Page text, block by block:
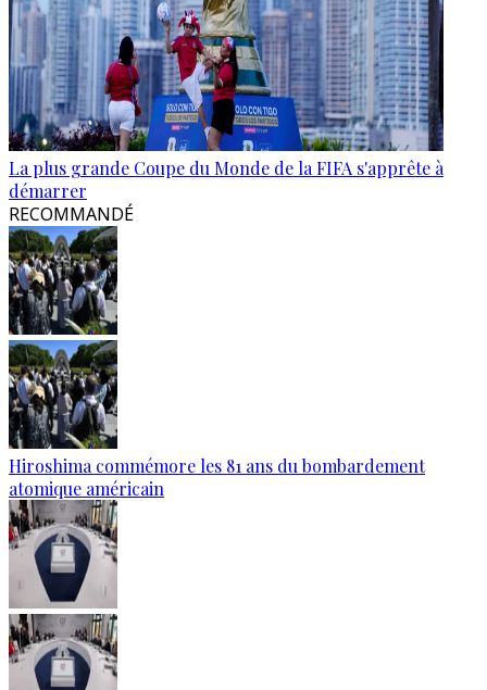
La plus grande Coupe du Monde de la FIFA s'apprête à
démarrer
RECOMMANDÉ
Hiroshima commémore les 81 ans du bombardement
atomique américain